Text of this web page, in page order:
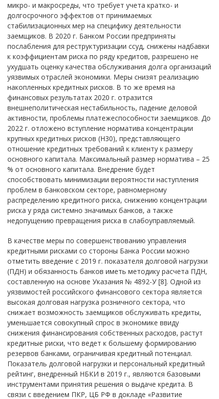
микро- и макросреды, что требует учета кратко- и
долгосрочного эффектов от принимаемых
стабилизационных мер на специфику деятельности
заемщиков. В 2020 г. Банком России предприняты
послабления для реструктуризации ссуд, снижены надбавки
к коэффициентам риска по ряду кредитов, разрешено не
ухудшать оценку качества обслуживания долга организаций
уязвимых отраслей экономики. Меры снизят реализацию
накопленных кредитных рисков. В то же время на
финансовых результатах 2020 г. отразится
внешнеполитическая нестабильность, падение деловой
активности, проблемы платежеспособности заемщиков. До
2022 г. отложено вступление норматива концентрации
крупных кредитных рисков (Н30), представляющего
отношение кредитных требований к клиенту к размеру
основного капитала. Максимальный размер норматива – 25
% от основного капитала. Внедрение будет
способствовать минимизации вероятности наступления
проблем в банковском секторе, равномерному
распределению кредитного риска, снижению концентрации
риска у ряда системно значимых банков, а также
недопущению превращения риска в слабоуправляемый.
В качестве меры по совершенствованию управления
кредитными рисками со стороны Банка России можно
отметить введение с 2019 г. показателя долговой нагрузки
(ПДН) и обязанность банков иметь методику расчета ПДН,
составленную на основе Указания № 4892-У [8]. Одной из
уязвимостей российского финансового сектора является
высокая долговая нагрузка розничного сектора, что
снижает возможность заемщиков обслуживать кредиты,
уменьшается совокупный спрос в экономике ввиду
снижения финансирования собственных расходов, растут
кредитные риски, что ведет к большему формированию
резервов банками, ограничивая кредитный потенциал.
Показатель долговой нагрузки и персональный кредитный
рейтинг, внедренный НБКИ в 2019 г., являются базовыми
инструментами принятия решения о выдаче кредита. В
связи с введением ПКР, ЦБ РФ в докладе «Развитие